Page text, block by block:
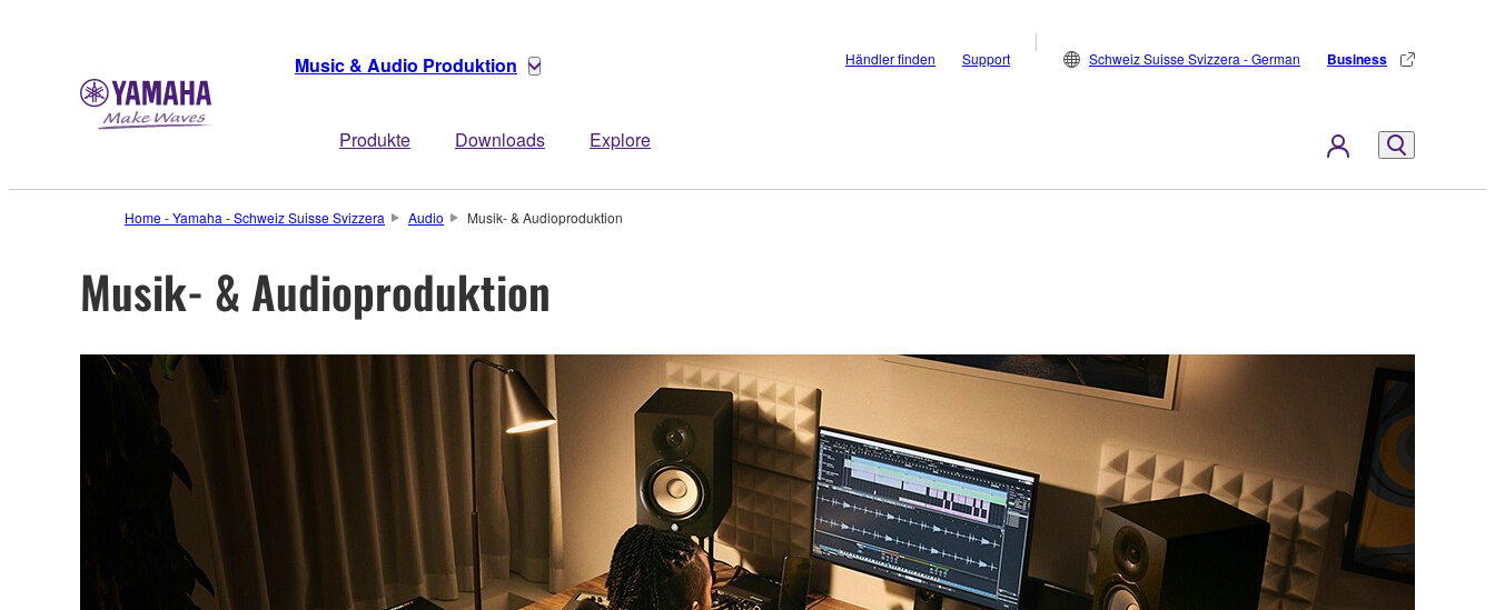
Music & Audio Produktion
Produkte Downloads Explore
Händler finden Support Schweiz Suisse Svizzera - German Business
Home - Yamaha - Schweiz Suisse Svizzera Audio Musik- & Audioproduktion
Musik- & Audioproduktion